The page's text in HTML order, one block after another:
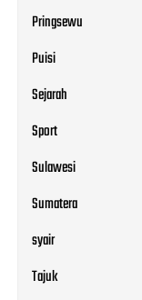
Pringsewu
Puisi
Sejarah
Sport
Sulawesi
Sumatera
syair
Tajuk